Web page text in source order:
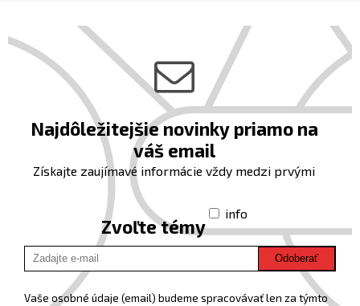
Najdôležitejšie novinky priamo na
váš email
Získajte zaujímavé informácie vždy medzi prvými
Zvoľte témy
info
Odoberať
Vaše osobné údaje (email) budeme spracovávať len za týmto